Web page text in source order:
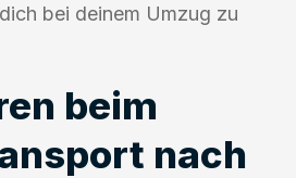
bei deinem Umzug zu
beim
nach